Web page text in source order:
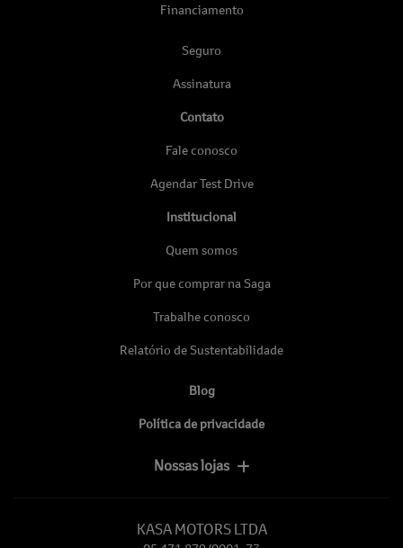
Financiamento
Seguro
Assinatura
Contato
Fale conosco
Agendar Test Drive
Institucional
Quem somos
Por que comprar na Saga
Trabalhe conosco
Relatório de Sustentabilidade
Blog
Política de privacidade
Nossas lojas
KASA MOTORS LTDA